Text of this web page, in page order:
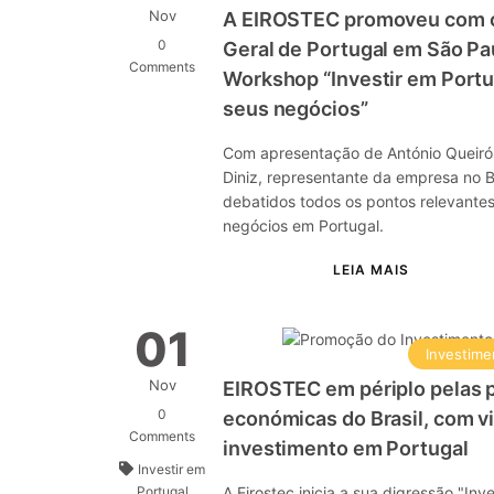
Nov
0
Comments
A EIROSTEC promoveu
Geral de Portugal em São
Workshop “Investir em
seus negócios”
Com apresentação de António
Diniz, representante da empresa no
debatidos todos os pontos
negócios em Portugal.
01
Nov
0
Comments
Investir em
EIROSTEC em périplo
económicas do Brasil, com
investimento em Portugal